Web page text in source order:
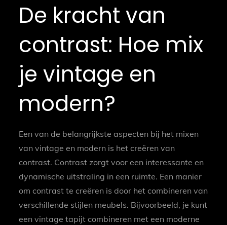
De kracht van
contrast: Hoe mix
je vintage en
modern?
Een van de belangrijkste aspecten bij het mixen
van vintage en modern is het creëren van
contrast. Contrast zorgt voor een interessante en
dynamische uitstraling in een ruimte. Een manier
om contrast te creëren is door het combineren van
verschillende stijlen meubels. Bijvoorbeeld, je kunt
een vintage tapijt combineren met een moderne